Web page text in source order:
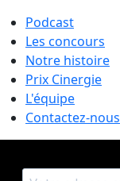
Podcast
Les concours
Notre histoire
Prix Cinergie
L'équipe
Contactez-nous